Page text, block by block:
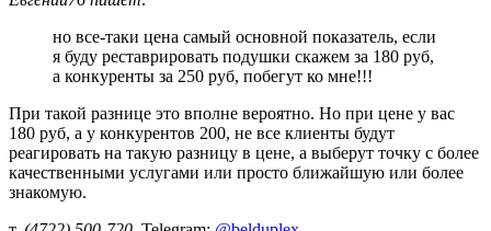
но все-таки цена самый основной показатель, если
я буду реставрировать подушки скажем за 180 руб,
а конкуренты за 250 руб, побегут ко мне!!!
При такой разнице это вполне вероятно. Но при цене у вас
180 руб, а у конкурентов 200, не все клиенты будут
реагировать на такую разницу в цене, а выберут точку с более
качественными услугами или просто ближайшую или более
знакомую.